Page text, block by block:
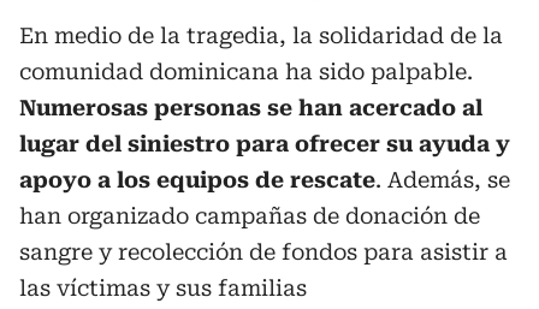
En medio de la tragedia, la solidaridad de la
comunidad dominicana ha sido palpable.
Numerosas personas se han acercado al
lugar del siniestro para ofrecer su ayuda y
apoyo a los equipos de rescate. Además, se
han organizado campañas de donación de
sangre y recolección de fondos para asistir a
las víctimas y sus familias